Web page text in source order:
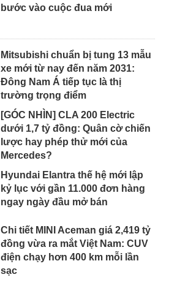
bước vào cuộc đua mới
Mitsubishi chuẩn bị tung 13 mẫu
xe mới từ nay đến năm 2031:
Đông Nam Á tiếp tục là thị
trường trọng điểm
[GÓC NHÌN] CLA 200 Electric
dưới 1,7 tỷ đồng: Quân cờ chiến
lược hay phép thử mới của
Mercedes?
Hyundai Elantra thế hệ mới lập
kỷ lục với gần 11.000 đơn hàng
ngay ngày đầu mở bán
Chi tiết MINI Aceman giá 2,419 tỷ
đồng vừa ra mắt Việt Nam: CUV
điện chạy hơn 400 km mỗi lần
sạc